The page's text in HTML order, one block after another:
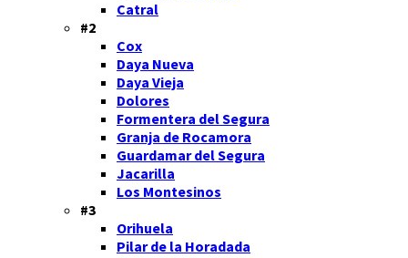
Catral
#2
Cox
Daya Nueva
Daya Vieja
Dolores
Formentera del Segura
Granja de Rocamora
Guardamar del Segura
Jacarilla
Los Montesinos
#3
Orihuela
Pilar de la Horadada